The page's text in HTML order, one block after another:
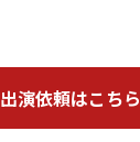
出演依頼はこちら